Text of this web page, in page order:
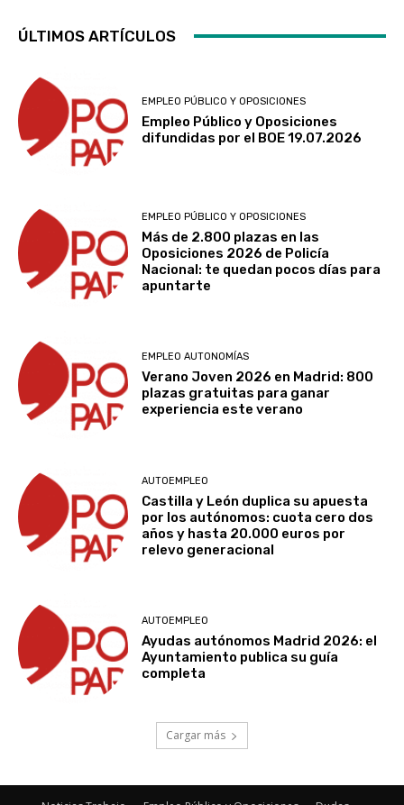
ÚLTIMOS ARTÍCULOS
EMPLEO PÚBLICO Y OPOSICIONES
Empleo Público y Oposiciones
difundidas por el BOE 19.07.2026
EMPLEO PÚBLICO Y OPOSICIONES
Más de 2.800 plazas en las
Oposiciones 2026 de Policía
Nacional: te quedan pocos días para
apuntarte
EMPLEO AUTONOMÍAS
Verano Joven 2026 en Madrid: 800
plazas gratuitas para ganar
experiencia este verano
AUTOEMPLEO
Castilla y León duplica su apuesta
por los autónomos: cuota cero dos
años y hasta 20.000 euros por
relevo generacional
AUTOEMPLEO
Ayudas autónomos Madrid 2026: el
Ayuntamiento publica su guía
completa
Cargar más